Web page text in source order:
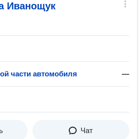
Иванощук
части автомобиля —
Чат